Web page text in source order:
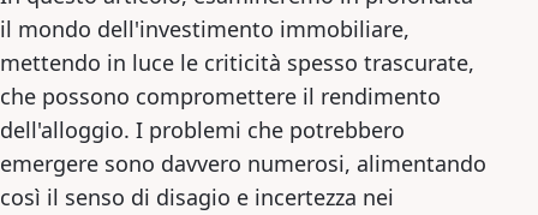
il mondo dell'investimento immobiliare,
mettendo in luce le criticità spesso trascurate,
che possono compromettere il rendimento
dell'alloggio. I problemi che potrebbero
emergere sono davvero numerosi, alimentando
così il senso di disagio e incertezza nei